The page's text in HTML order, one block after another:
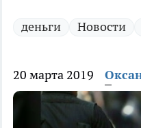
деньги Новости
20 марта 2019